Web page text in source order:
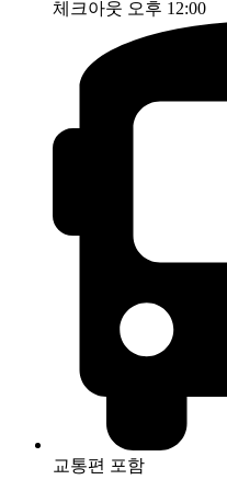
체크아웃 오후 12:00
교통편 포함